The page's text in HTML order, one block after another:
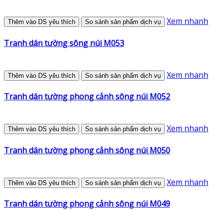
Thêm vào DS yêu thích So sánh sản phẩm dịch vụ Xem nhanh
Tranh dán tường sông núi M053
Thêm vào DS yêu thích So sánh sản phẩm dịch vụ Xem nhanh
Tranh dán tường phong cảnh sông núi M052
Thêm vào DS yêu thích So sánh sản phẩm dịch vụ Xem nhanh
Tranh dán tường phong cảnh sông núi M050
Thêm vào DS yêu thích So sánh sản phẩm dịch vụ Xem nhanh
Tranh dán tường phong cảnh sông núi M049